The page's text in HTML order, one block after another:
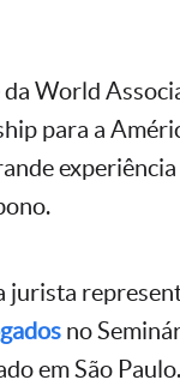
World
para a
experiência
jurista
no
em São